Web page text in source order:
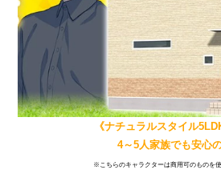
《ナチュラルスタイル
4～5人家族でも安心の
※こちらのキャラクターは商用可のものを使